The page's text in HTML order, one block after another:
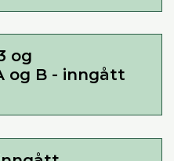
og
og B - inngått